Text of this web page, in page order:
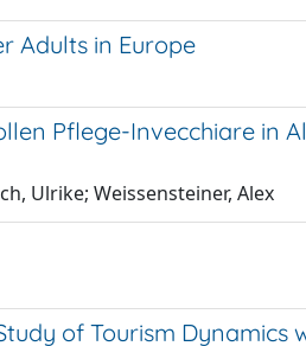
Adults in Europe
Pflege-Invecchiare in
Ulrike; Weissensteiner, Alex
of Tourism Dynamics